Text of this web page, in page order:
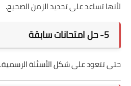
لأنها تساعد على تحديد الزمن الصحيح.
5- حل امتحانات سابقة
حتى تتعود على شكل الأسئلة الرسمية.